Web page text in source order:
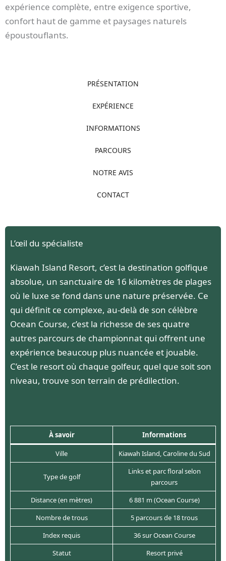
expérience complète, entre exigence sportive,
confort haut de gamme et paysages naturels
époustouflants.
PRÉSENTATION
EXPÉRIENCE
INFORMATIONS
PARCOURS
NOTRE AVIS
CONTACT
L’œil du spécialiste
Kiawah Island Resort, c’est la destination golfique
absolue, un sanctuaire de 16 kilomètres de plages
où le luxe se fond dans une nature préservée. Ce
qui définit ce complexe, au-delà de son célèbre
Ocean Course, c’est la richesse de ses quatre
autres parcours de championnat qui offrent une
expérience beaucoup plus nuancée et jouable.
C’est le resort où chaque golfeur, quel que soit son
niveau, trouve son terrain de prédilection.
À savoir Informations
Ville Kiawah Island, Caroline du Sud
Type de golf
Links et parc floral selon
parcours
Distance (en mètres)
6 881 m (Ocean Course)
Nombre de trous
5 parcours de 18 trous
Index requis
36 sur Ocean Course
Statut
Resort privé